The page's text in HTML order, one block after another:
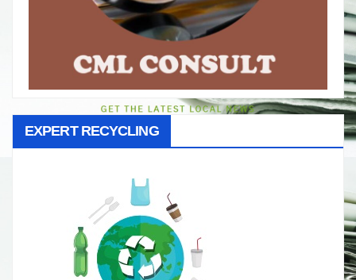
EXPERT RECYCLING